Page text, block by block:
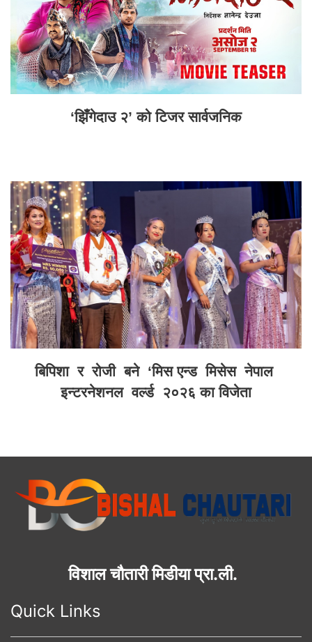
‘झिँगेदाउ २’ को टिजर सार्वजनिक
बिपिशा र रोजी बने ‘मिस एन्ड मिसेस नेपाल
इन्टरनेशनल वर्ल्ड २०२६ का विजेता
विशाल चौतारी मिडीया प्रा.ली.
Quick Links